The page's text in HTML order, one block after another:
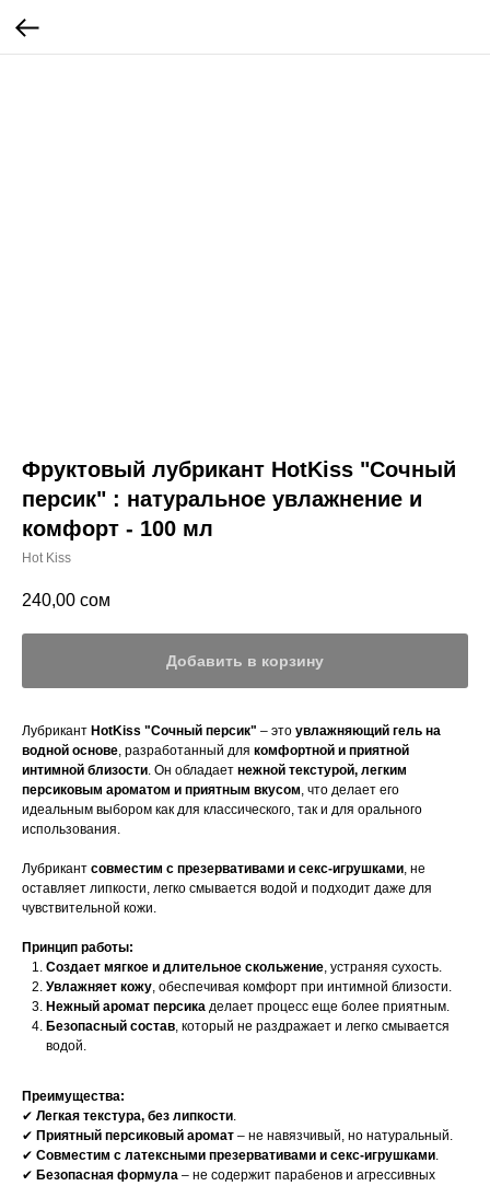
Фруктовый лубрикант HotKiss "Сочный
персик" : натуральное увлажнение и
комфорт - 100 мл
Hot Kiss
240,00 сом
Добавить в корзину
Лубрикант HotKiss "Сочный персик" – это увлажняющий гель на
водной основе, разработанный для комфортной и приятной
интимной близости. Он обладает нежной текстурой, легким
персиковым ароматом и приятным вкусом, что делает его
идеальным выбором как для классического, так и для орального
использования.
Лубрикант совместим с презервативами и секс-игрушками, не
оставляет липкости, легко смывается водой и подходит даже для
чувствительной кожи.
Принцип работы:
Создает мягкое и длительное скольжение, устраняя сухость.
Увлажняет кожу, обеспечивая комфорт при интимной близости.
Нежный аромат персика делает процесс еще более приятным.
Безопасный состав, который не раздражает и легко смывается
водой.
Преимущества:
✔ Легкая текстура, без липкости.
✔ Приятный персиковый аромат – не навязчивый, но натуральный.
✔ Совместим с латексными презервативами и секс-игрушками.
✔ Безопасная формула – не содержит парабенов и агрессивных